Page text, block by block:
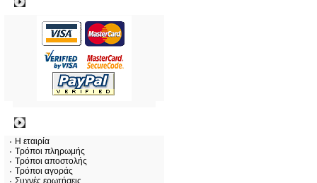
Η εταιρία
Τρόποι πληρωμής
Τρόποι αποστολής
Τρόποι αγοράς
Συχνές ερωτήσεις